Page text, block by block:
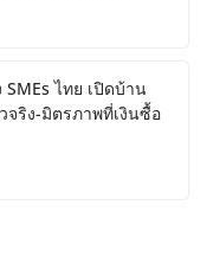
ไทย เปิดบ้าน
จริง-มิตรภาพที่เงินซื้อ